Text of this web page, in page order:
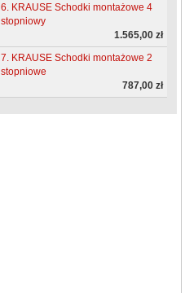
6. KRAUSE Schodki montażowe 4
stopniowy
1.565,00 zł
7. KRAUSE Schodki montażowe 2
stopniowe
787,00 zł